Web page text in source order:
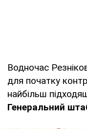
Водночас
для початку
найбільш
Генеральний